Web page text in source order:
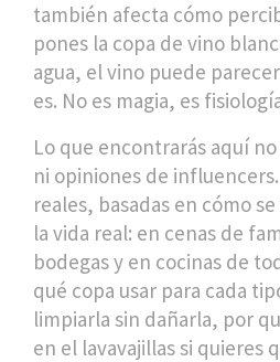
también afecta cómo
pones la copa de vino
agua, el vino puede
es. No es magia, es
Lo que encontrarás aquí
ni opiniones de
reales, basadas en cómo
la vida real: en cenas de
bodegas y en cocinas de
qué copa usar para cada
limpiarla sin dañarla, por
en el lavavajillas si quieres